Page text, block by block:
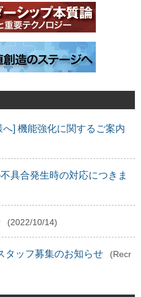
] 機能強化に関するご案内
具合発生時の対応につきま
(2022/10/14)
タッフ募集のお知らせ
(Recr